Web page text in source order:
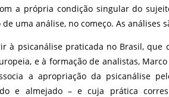
a própria condição singular do
uma análise, no começo. As análises
à psicanálise praticada no Brasil,
e à formação de analistas,
a apropriação da psicanálise
e almejado – e cuja prática